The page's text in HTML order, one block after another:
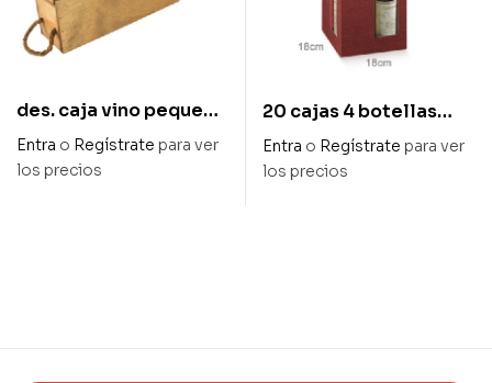
des. caja vino pequeña
madera envejecida 7,8
x 8 x 27 cm alto
Entra o Regístrate para ver
los precios
20 cajas 4 botellas
colección burdeos
gofrado 18 x 18 x 34 cm
Entra o Regístrate para ver
los precios